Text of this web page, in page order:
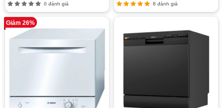
0 đánh giá 8 đánh giá
Giảm 26%